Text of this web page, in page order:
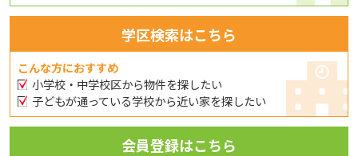
学区検索はこちら
こんな方におすすめ
小学校・中学校区から物件を探したい
子どもが通っている学校から近い家を探したい
会員登録はこちら